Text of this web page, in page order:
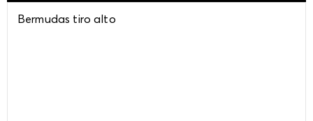
Bermudas tiro alto